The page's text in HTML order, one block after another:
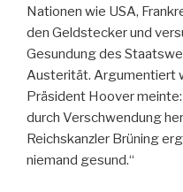
Nationen wie USA,
den Geldstecker und
Gesundung des
Austerität. Argumentiert
Präsident Hoover
durch Verschwendung
Reichskanzler Brüning
niemand gesund.“